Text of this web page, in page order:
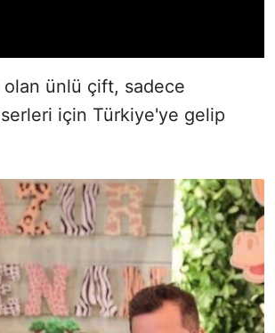
olan ünlü çift, sadece
için Türkiye'ye gelip